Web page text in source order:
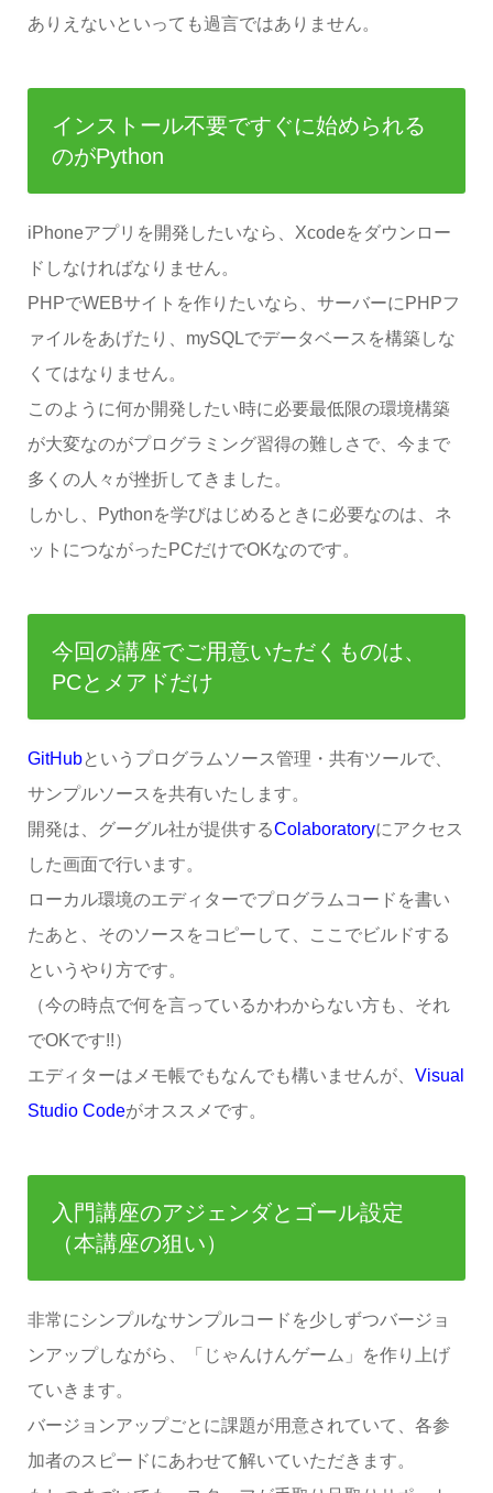
ありえないといっても過言ではありません。
インストール不要ですぐに始められる
のがPython
iPhoneアプリを開発したいなら、Xcodeをダウンロー
ドしなければなりません。
PHPでWEBサイトを作りたいなら、サーバーにPHPフ
ァイルをあげたり、mySQLでデータベースを構築しな
くてはなりません。
このように何か開発したい時に必要最低限の環境構築
が大変なのがプログラミング習得の難しさで、今まで
多くの人々が挫折してきました。
しかし、Pythonを学びはじめるときに必要なのは、ネ
ットにつながったPCだけでOKなのです。
今回の講座でご用意いただくものは、
PCとメアドだけ
GitHubというプログラムソース管理・共有ツールで、
サンプルソースを共有いたします。
開発は、グーグル社が提供するColaboratoryにアクセス
した画面で行います。
ローカル環境のエディターでプログラムコードを書い
たあと、そのソースをコピーして、ここでビルドする
というやり方です。
（今の時点で何を言っているかわからない方も、それ
でOKです!!）
エディターはメモ帳でもなんでも構いませんが、 Visual
Studio Codeがオススメです。
入門講座のアジェンダとゴール設定
（本講座の狙い）
非常にシンプルなサンプルコードを少しずつバージョ
ンアップしながら、「じゃんけんゲーム」を作り上げ
ていきます。
バージョンアップごとに課題が用意されていて、各参
加者のスピードにあわせて解いていただきます。